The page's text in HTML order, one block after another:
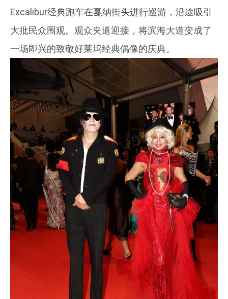
Excalibur经典跑车在戛纳街头进行巡游，沿途吸引
大批民众围观。观众夹道迎接，将滨海大道变成了
一场即兴的致敬好莱坞经典偶像的庆典。